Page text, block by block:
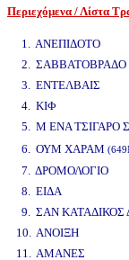
Περιεχόμενα / Λίστα
1. ΑΝΕΠΙΔΟΤΟ
2. ΣΑΒΒΑΤΟΒΡΑΔΟ
3. ΕΝΤΕΛΒΑΙΣ
4. ΚΙΦ
5. Μ ΕΝΑ ΤΣΙΓΑΡΟ
6. ΟΥΜ ΧΑΡΑΜ
7. ΔΡΟΜΟΛΟΓΙΟ
8. ΕΙΔΑ
9. ΣΑΝ ΚΑΤΑΔΙΚΟΣ
10. ΑΝΟΙΞΗ
11. ΑΜΑΝΕΣ